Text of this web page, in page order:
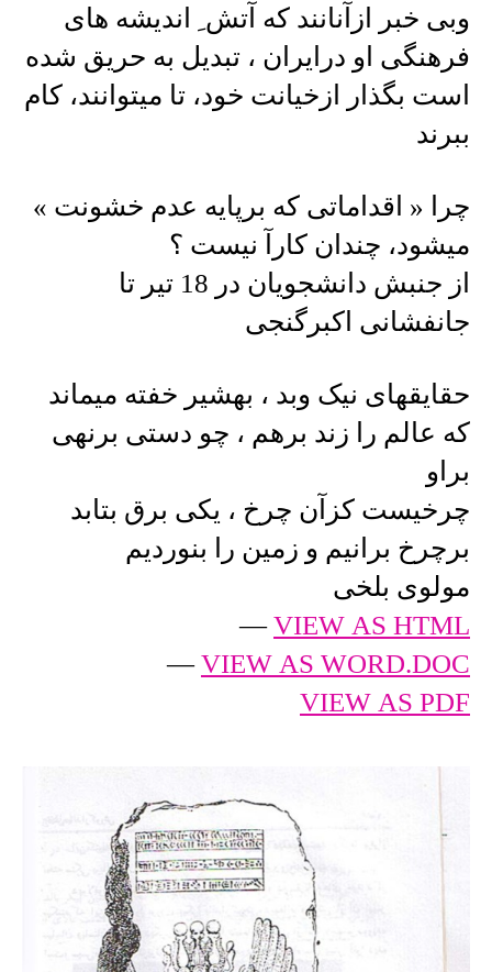
وبی خبر ازآنانند که آتش ِ اندیشه های
فرهنگی او درایران ، تبدیل به حریق شده
است بگذار ازخیانت خود، تا میتوانند، کام
ببرند
چرا « اقداماتی که برپایه عدم خشونت »
میشود، چندان کارآ نیست ؟
از جنبش دانشجویان در 18 تیر تا
جانفشانی اکبرگنجی
حقایقهای نیک وبد ، بهشیر خفته میماند
که عالم را زند برهم ، چو دستی برنهی
براو
چرخیست کزآن چرخ ، یکی برق بتابد
برچرخ برانیم و زمین را بنوردیم
مولوی بلخی
VIEW AS HTML
—
VIEW AS WORD.DOC
—
VIEW AS PDF